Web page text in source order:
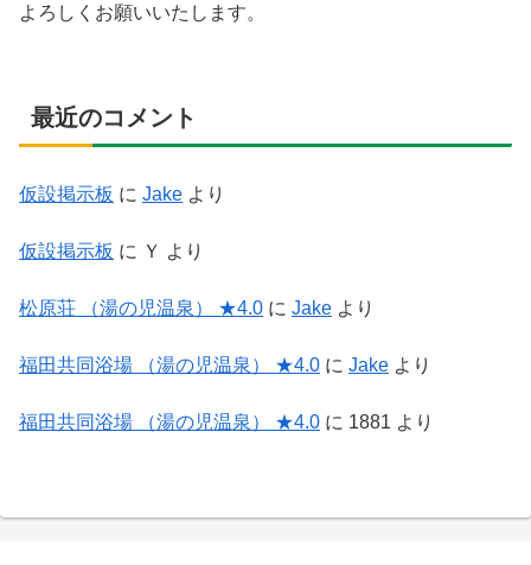
よろしくお願いいたします。
最近のコメント
仮設掲示板 に Jake より
仮設掲示板 に Ｙ より
松原荘 （湯の児温泉） ★4.0 に Jake より
福田共同浴場 （湯の児温泉） ★4.0 に Jake より
福田共同浴場 （湯の児温泉） ★4.0 に 1881 より